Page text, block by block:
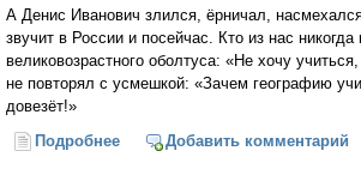
А Денис Иванович злился, ёрничал,
звучит в России и посейчас. Кто из нас никогда
великовозрастного оболтуса: «Не хочу
не повторял с усмешкой: «Зачем географию
довезёт!»
Подробнее о Привет Фонвизину (Алексей
Добавить комментарий